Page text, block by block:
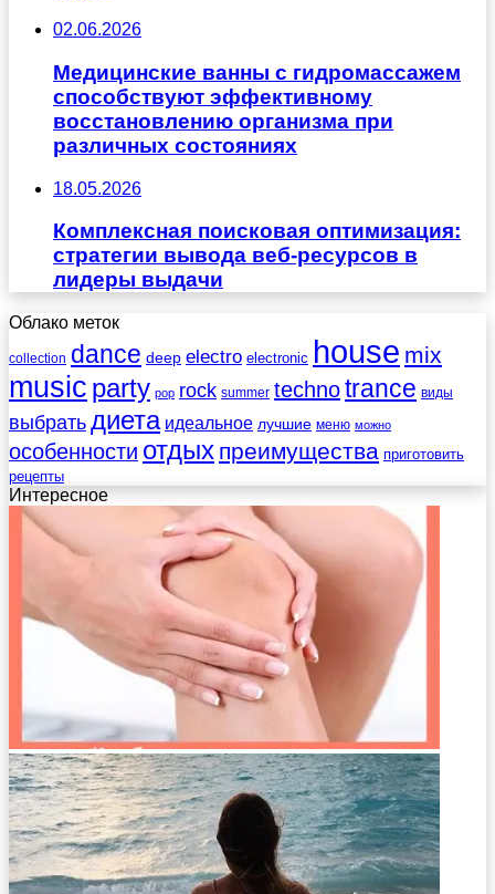
02.06.2026
Медицинские ванны с гидромассажем
способствуют эффективному
восстановлению организма при
различных состояниях
18.05.2026
Комплексная поисковая оптимизация:
стратегии вывода веб-ресурсов в
лидеры выдачи
Облако меток
collection dance deep electro electronic house mix
music party pop rock summer technotrance виды
выбратьдиета идеальное лучшие меню можно
особенности отдых преимущества приготовить
рецепты
Интересное